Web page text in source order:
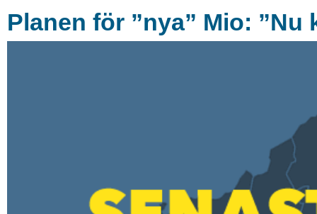
Planen för ”nya” Mio: